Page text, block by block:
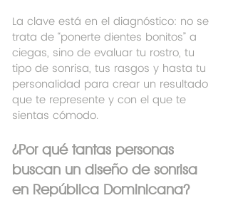
La clave está en el diagnóstico: no se
trata de “ponerte dientes bonitos” a
ciegas, sino de evaluar tu rostro, tu
tipo de sonrisa, tus rasgos y hasta tu
personalidad para crear un resultado
que te represente y con el que te
sientas cómodo.
¿Por qué tantas personas
buscan un diseño de sonrisa
en República Dominicana?